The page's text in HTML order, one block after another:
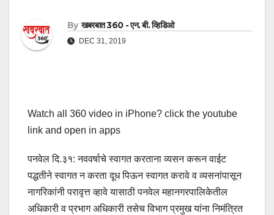
By खबरबात 360 - एन. बी. व्हिडिओ
DEC 31, 2019
Watch all 360 video in iPhone? click the youtube
link and open in apps
पनवेल दि.३१: नववर्षाचे स्वागत करताना व्यसन करून वाईट
पद्धतीने स्वागत न करता दूध पिऊन स्वागत करावे व व्यसनांपासून
नागरिकांनी परावृत्त व्हावे यासाठी पनवेल महानगरपालिकेतील
अधिकारी व प्रभाग अधिकारी तसेच विभाग प्रमुख यांना निमंत्रित